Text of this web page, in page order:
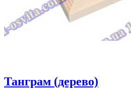
Танграм (дерево)